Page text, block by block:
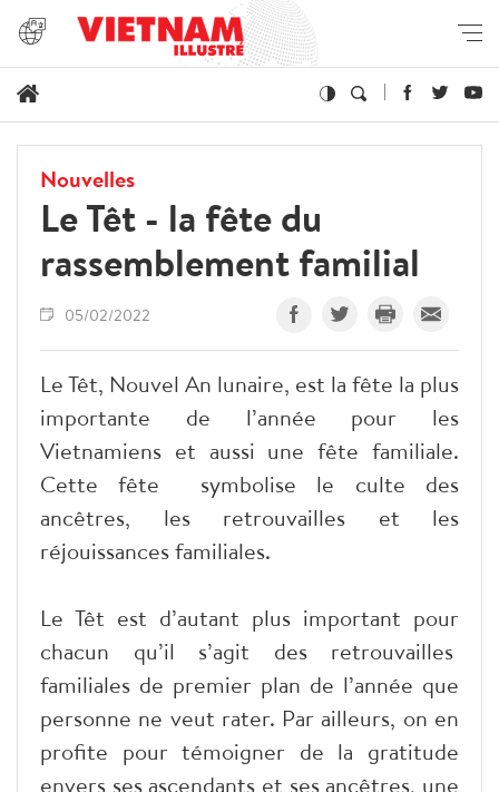
Nouvelles
Le Têt - la fête du
rassemblement familial
05/02/2022
Le Têt, Nouvel An lunaire, est la fête la plus
importante de l’année pour les
Vietnamiens et aussi une fête familiale.
Cette fête symbolise le culte des
ancêtres, les retrouvailles et les
réjouissances familiales.
Le Têt est d’autant plus important pour
chacun qu’il s’agit des retrouvailles
familiales de premier plan de l’année que
personne ne veut rater. Par ailleurs, on en
profite pour témoigner de la gratitude
envers ses ascendants et ses ancêtres, une